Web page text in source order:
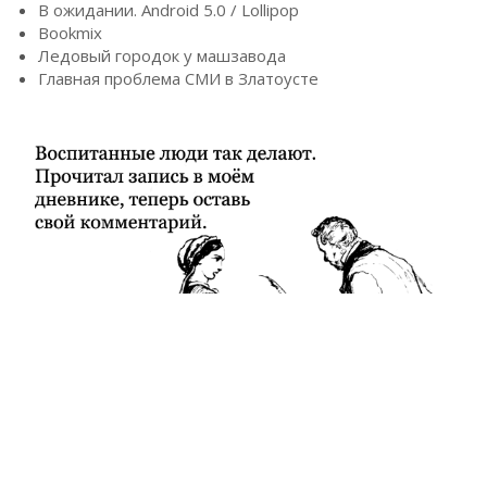
В ожидании. Android 5.0 / Lollipop
Bookmix
Ледовый городок у машзавода
Главная проблема СМИ в Златоусте